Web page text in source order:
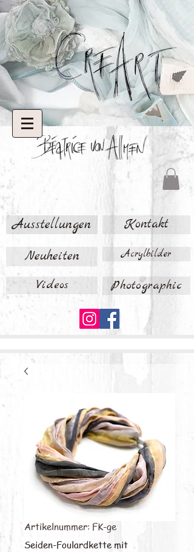
Ausstellungen Kontakt
Neuheiten Acrylbilder
Videos Photographic
Artikelnummer: FK-ge
Seiden-Foulardkette mit